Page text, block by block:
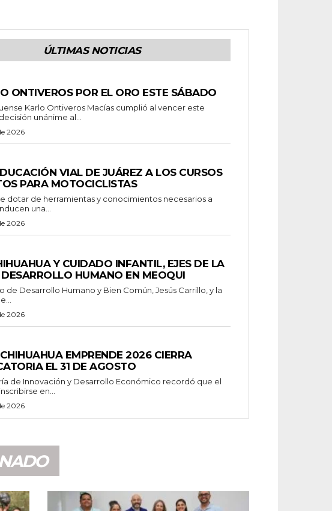
ÚLTIMAS NOTICIAS
ONTIVEROS POR EL ORO ESTE SÁBADO
unánime al...
2026
VIAL DE JUÁREZ A LOS CURSOS
PARA MOTOCICLISTAS
dotar de herramientas y conocimientos necesarios a
una...
2026
Y CUIDADO INFANTIL, EJES DE LA
HUMANO EN MEOQUI
de Desarrollo Humano y Bien Común, Jesús Carrillo, y la
2026
EMPRENDE 2026 CIERRA
EL 31 DE AGOSTO
de Innovación y Desarrollo Económico recordó que el
en...
2026